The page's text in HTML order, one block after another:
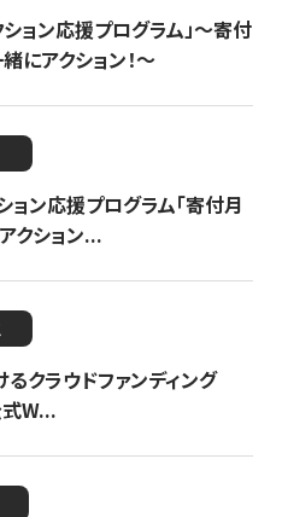
ョン応援プログラム」〜寄付
にアクション！〜
ョン応援プログラム「寄付月
クション...
クラウドファンディング
W...